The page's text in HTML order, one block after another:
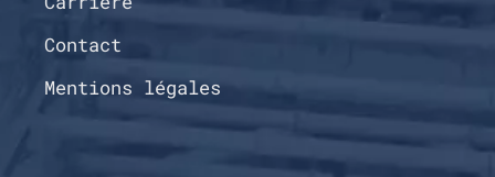
Contact
Mentions légales